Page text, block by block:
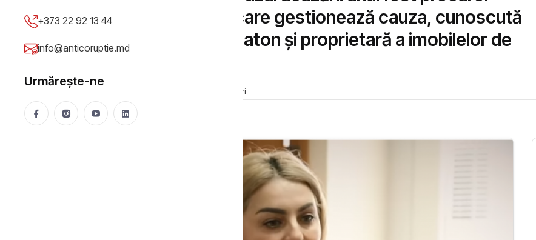
+373 22 92 13 44
info@anticoruptie.md
Urmărește-ne
general. Magistrata care gestionează cauza, cunoscută
pentru achitarea lui Platon şi proprietară a imobilelor de
7645 vizualizări